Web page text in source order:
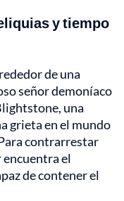
y tiempo
de una
señor demoníaco
una
grieta en el mundo
contrarrestar
el
de contener el